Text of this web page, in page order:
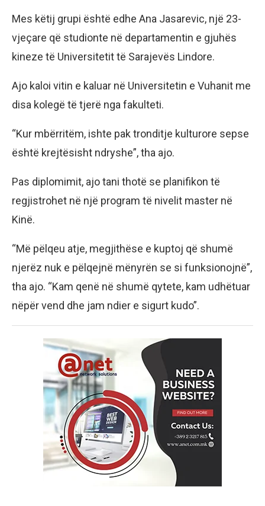
Mes këtij grupi është edhe Ana Jasarevic, një 23-
vjeçare që studionte në departamentin e gjuhës
kineze të Universitetit të Sarajevës Lindore.
Ajo kaloi vitin e kaluar në Universitetin e Vuhanit me
disa kolegë të tjerë nga fakulteti.
“Kur mbërritëm, ishte pak tronditje kulturore sepse
është krejtësisht ndryshe”, tha ajo.
Pas diplomimit, ajo tani thotë se planifikon të
regjistrohet në një program të nivelit master në
Kinë.
“Më pëlqeu atje, megjithëse e kuptoj që shumë
njerëz nuk e pëlqejnë mënyrën se si funksionojnë”,
tha ajo. “Kam qenë në shumë qytete, kam udhëtuar
nëpër vend dhe jam ndier e sigurt kudo”.